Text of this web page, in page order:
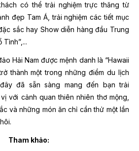
có thể trải nghiệm trực thăng từ
đẹp Tam Á, trải nghiệm các tiết mục
sắc hay Show diễn hàng đầu Trung
Tình”,...
Hải Nam được mệnh danh là “Hawaii
thành một trong những điểm du lịch
đã sẵn sàng mang đến bạn trải
với cảnh quan thiên nhiên thơ mộng,
và những món ăn chỉ cần thử một lần
Tham khảo: